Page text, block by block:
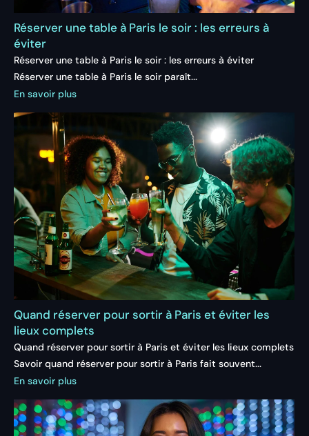
Réserver une table à Paris le soir : les erreurs à
éviter
Réserver une table à Paris le soir : les erreurs à éviter
Réserver une table à Paris le soir paraît...
En savoir plus
Quand réserver pour sortir à Paris et éviter les
lieux complets
Quand réserver pour sortir à Paris et éviter les lieux complets
Savoir quand réserver pour sortir à Paris fait souvent...
En savoir plus